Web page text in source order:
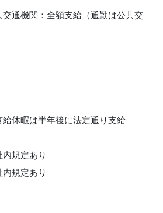
交通機関：全額支給（通勤は公共交
給休暇は半年後に法定通り支給
内規定あり
内規定あり